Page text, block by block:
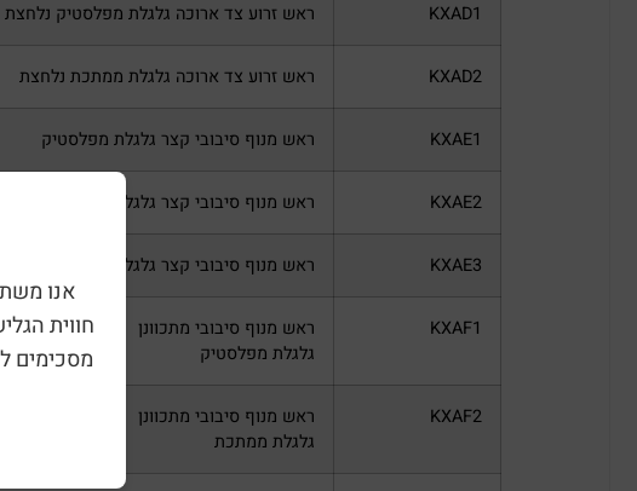
חווית
מסכימים
KXAD1 ראש זרוע צד ארוכה גלגלת מפלסטיק נלחצת
KXAD2 ראש זרוע צד ארוכה גלגלת ממתכת נלחצת
KXAE1 ראש מנוף סיבובי קצר גלגלת מפלסטיק
KXAE2 ראש מנוף סיבובי קצר גלגלת ממתכת
KXAE3 ראש מנוף סיבובי קצר גלגלת 50 מ"מ מפלסטיק
KXAF1
ראש מנוף סיבובי מתכוונן
גלגלת מפלסטיק
KXAF2
ראש מנוף סיבובי מתכוונן
גלגלת ממתכת